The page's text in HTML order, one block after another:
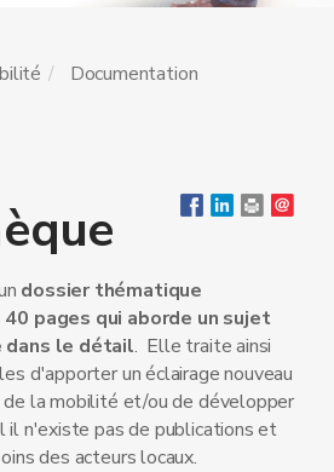
Documentation
dossier thématique
pages qui aborde un sujet
dans le détail. Elle traite ainsi
d'apporter un éclairage nouveau
la mobilité et/ou de développer
il n'existe pas de publications et
des acteurs locaux.